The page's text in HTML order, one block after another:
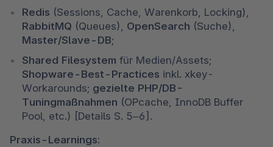
Redis
RabbitMQ (Queues), OpenSearch
Master/Slave-DB;
Shared Filesystem
Shopware-Best-Practices inkl. xkey-
Workarounds; gezielte PHP/DB-
Tuningmaßnahmen (OPcache, InnoDB Buffer
Pool, etc.) [Details S. 5–6].
Praxis-Learnings: